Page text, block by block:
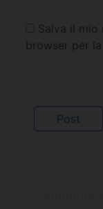
Salva il mio
browser per